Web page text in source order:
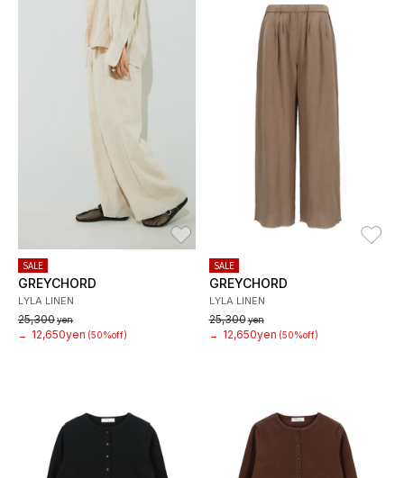
SALE
GREYCHORD
LYLA LINEN
25,300yen
→
12,650yen (50%off)
SALE
GREYCHORD
LYLA LINEN
25,300yen
→
12,650yen (50%off)